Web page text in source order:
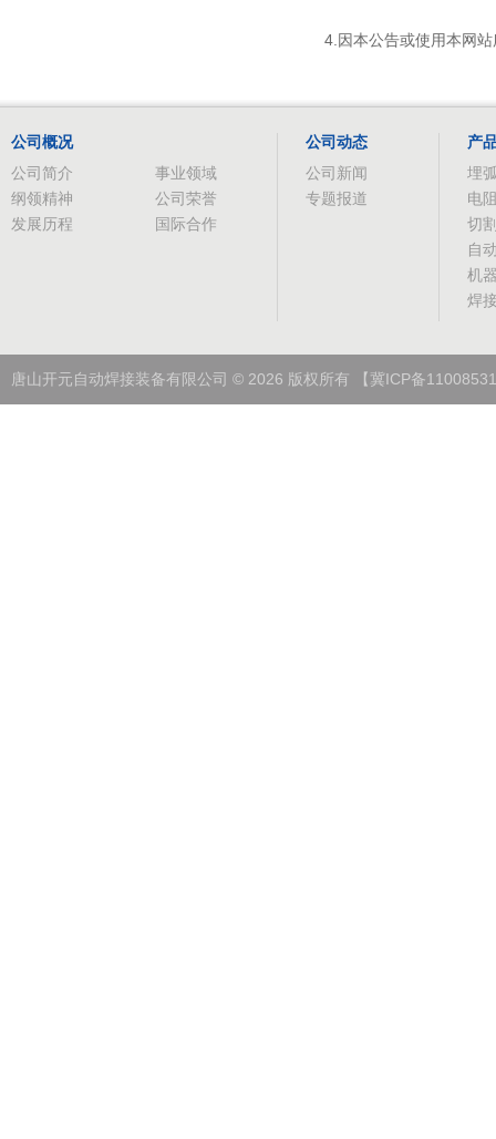
4.因本公告或使用本网站
公司概况
公司简介
事业领域
纲领精神
公司荣誉
发展历程
国际合作
公司动态
公司新闻
专题报道
产
埋
电
切
自
机
焊
唐山开元自动焊接装备有限公司 © 2026 版权所有 【冀ICP备